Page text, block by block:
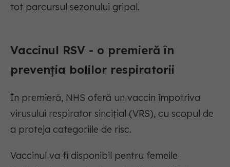
tot parcursul sezonului gripal.
Vaccinul RSV - o premieră în
prevenția bolilor respiratorii
În premieră, NHS oferă un vaccin împotriva
virusului respirator sincițial (VRS), cu scopul de
a proteja categoriile de risc.
Vaccinul va fi disponibil pentru femeile